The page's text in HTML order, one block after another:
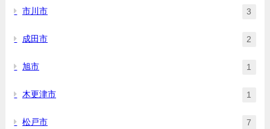
市川市 3
成田市 2
旭市 1
木更津市 1
松戸市 7